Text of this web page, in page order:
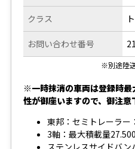
クラス
お問い合わせ番号
※別途陸
※一時抹消の車両は登録時
性が御座いますので、御注
東邦：セミトレーラー
3軸：最大積載量
ステンレスサイドバン